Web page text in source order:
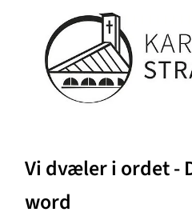
Vi dvæler i ordet -
word